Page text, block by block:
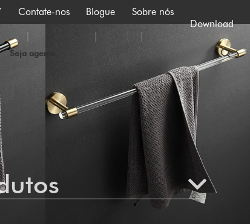
Contate-nos Blogue
Sobre nós
Download
Seja agente